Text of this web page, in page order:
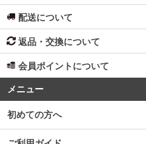
配送について
返品・交換について
会員ポイントについて
メニュー
初めての方へ